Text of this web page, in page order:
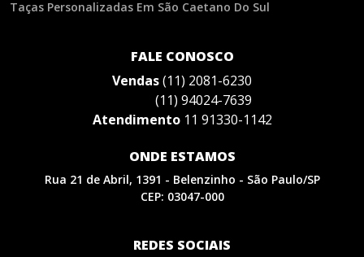
Taças Personalizadas Em São Caetano Do Sul
FALE CONOSCO
Vendas(11) 2081-6230
(11) 94024-7639
Atendimento 11 91330-1142
ONDE ESTAMOS
Rua 21 de Abril, 1391 - Belenzinho - São Paulo/SP
CEP: 03047-000
REDES SOCIAIS